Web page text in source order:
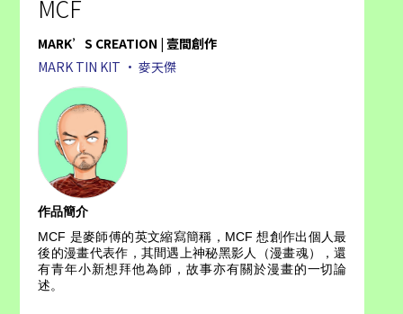
MCF
MARK’S CREATION | 壹間創作
MARK TIN KIT • 麥天傑
作品簡介
MCF 是麥師傅的英文縮寫簡稱，MCF 想創作出個人最
後的漫畫代表作，其間遇上神秘黑影人（漫畫魂），還
有青年小新想拜他為師，故事亦有關於漫畫的一切論
述。